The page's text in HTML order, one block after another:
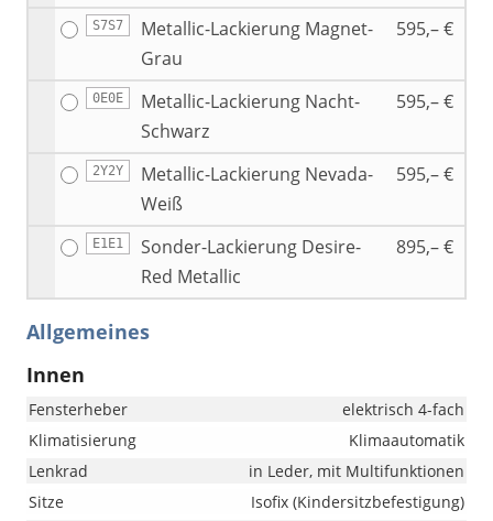
S7S7
Metallic-Lackierung Magnet-
Grau
595,– €
0E0E
Metallic-Lackierung Nacht-
Schwarz
595,– €
2Y2Y
Metallic-Lackierung Nevada-
Weiß
595,– €
E1E1
Sonder-Lackierung Desire-
Red Metallic
895,– €
Allgemeines
Innen
Fensterheber
elektrisch 4-fach
Klimatisierung
Klimaautomatik
Lenkrad
in Leder, mit Multifunktionen
Sitze
Isofix (Kindersitzbefestigung)